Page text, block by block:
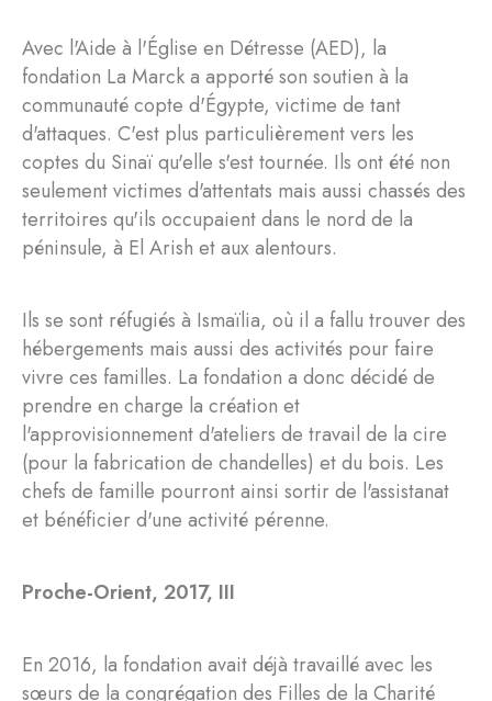
Avec l'Aide à l'Église en Détresse (AED), la
fondation La Marck a apporté son soutien à la
communauté copte d'Égypte, victime de tant
d'attaques. C'est plus particulièrement vers les
coptes du Sinaï qu'elle s'est tournée. Ils ont été non
seulement victimes d'attentats mais aussi chassés des
territoires qu'ils occupaient dans le nord de la
péninsule, à El Arish et aux alentours.
Ils se sont réfugiés à Ismaïlia, où il a fallu trouver des
hébergements mais aussi des activités pour faire
vivre ces familles. La fondation a donc décidé de
prendre en charge la création et
l'approvisionnement d'ateliers de travail de la cire
(pour la fabrication de chandelles) et du bois. Les
chefs de famille pourront ainsi sortir de l'assistanat
et bénéficier d'une activité pérenne.
Proche-Orient, 2017, III
En 2016, la fondation avait déjà travaillé avec les
sœurs de la congrégation des Filles de la Charité